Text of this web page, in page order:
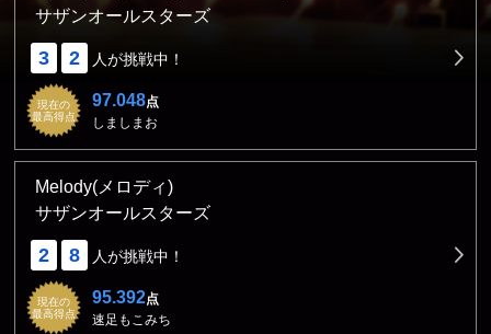
サザンオールスターズ
3 2 人が挑戦中！
現在の
最高得点
97.048点
しましまお
Melody(メロディ)
サザンオールスターズ
2 8 人が挑戦中！
現在の
最高得点
95.392点
速足もこみち